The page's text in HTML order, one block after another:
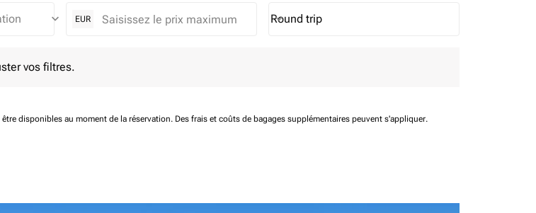
keyboard_arrow_down EUR
Journey Types option Round trip Selected
Round trip
keyboard_arrow_down
vos filtres.
disponibles au moment de la réservation. Des frais et coûts de bagages supplémentaires peuvent s'appliquer.